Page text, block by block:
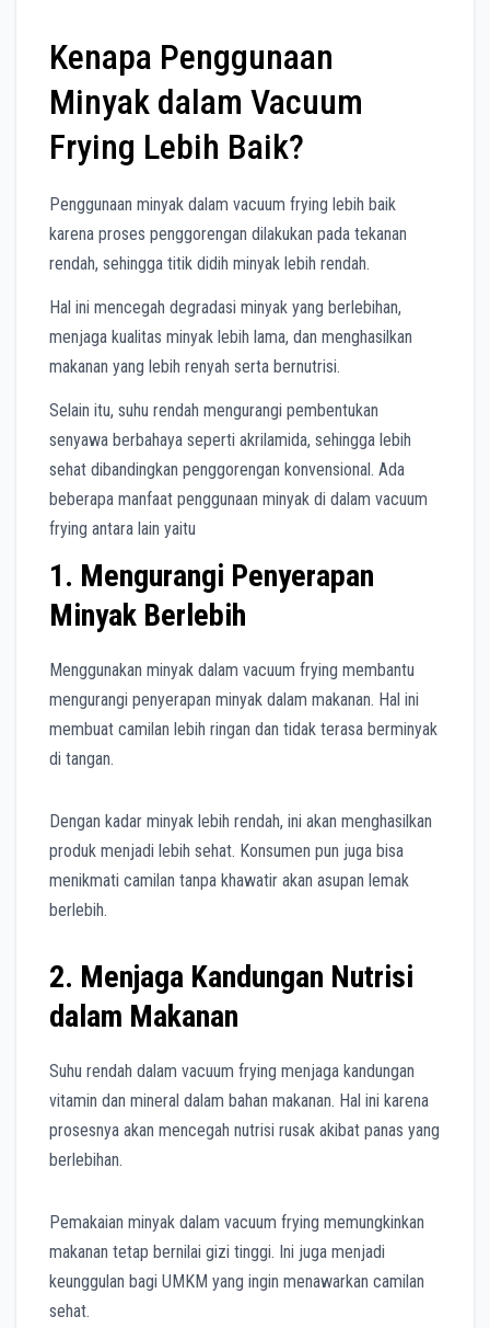
Kenapa Penggunaan
Minyak dalam Vacuum
Frying Lebih Baik?
Penggunaan minyak dalam vacuum frying lebih baik
karena proses penggorengan dilakukan pada tekanan
rendah, sehingga titik didih minyak lebih rendah.
Hal ini mencegah degradasi minyak yang berlebihan,
menjaga kualitas minyak lebih lama, dan menghasilkan
makanan yang lebih renyah serta bernutrisi.
Selain itu, suhu rendah mengurangi pembentukan
senyawa berbahaya seperti akrilamida, sehingga lebih
sehat dibandingkan penggorengan konvensional. Ada
beberapa manfaat penggunaan minyak di dalam vacuum
frying antara lain yaitu
1. Mengurangi Penyerapan
Minyak Berlebih
Menggunakan minyak dalam vacuum frying membantu
mengurangi penyerapan minyak dalam makanan. Hal ini
membuat camilan lebih ringan dan tidak terasa berminyak
di tangan.
Dengan kadar minyak lebih rendah, ini akan menghasilkan
produk menjadi lebih sehat. Konsumen pun juga bisa
menikmati camilan tanpa khawatir akan asupan lemak
berlebih.
2. Menjaga Kandungan Nutrisi
dalam Makanan
Suhu rendah dalam vacuum frying menjaga kandungan
vitamin dan mineral dalam bahan makanan. Hal ini karena
prosesnya akan mencegah nutrisi rusak akibat panas yang
berlebihan.
Pemakaian minyak dalam vacuum frying memungkinkan
makanan tetap bernilai gizi tinggi. Ini juga menjadi
keunggulan bagi UMKM yang ingin menawarkan camilan
sehat.